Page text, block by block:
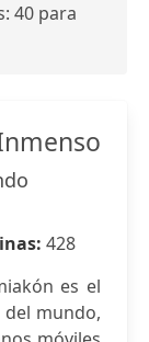
40 para
428
es el
mundo,